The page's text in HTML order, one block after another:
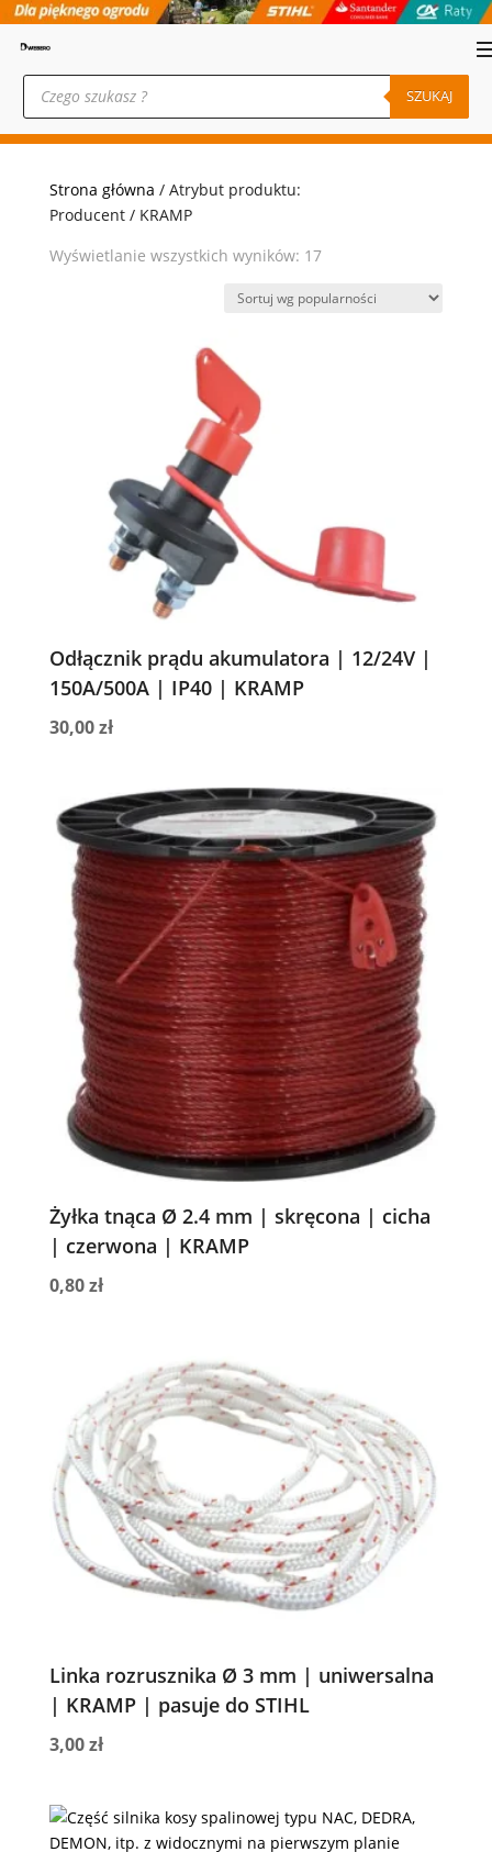
Wyszukiwarka
produktów SZUKAJ
Strona główna / Atrybut produktu:
Producent / KRAMP
Wyświetlanie wszystkich wyników: 17Posortowane
popularności
Odłącznik prądu akumulatora | 12/24V |
150A/500A | IP40 | KRAMP
30,00zł
Żyłka tnąca Ø 2.4 mm | skręcona | cicha
| czerwona | KRAMP
0,80zł
Linka rozrusznika Ø 3 mm | uniwersalna
| KRAMP | pasuje do STIHL
3,00zł